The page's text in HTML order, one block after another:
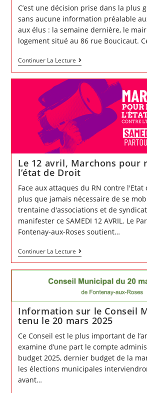
sont
vos
idées
pour
l’éducation
à
? »
C’est une décision prise dans la plus
sans aucune information préalable
aux élus : la semaine dernière, le
logement situé au 86 rue Boucicaut.
Continuer La Lecture Préemption
au
86
rue
Boucicaut
:
pour
une
autre
vision
la
ville
Le 12 avril, Marchons pour
l’état de Droit
Face aux attaques du RN contre
plus que jamais nécessaire de se
trentaine d'associations et de
manifester ce SAMEDI 12 AVRIL. Le
Fontenay-aux-Roses soutient…
Continuer La Lecture Le
12
avril,
Marchons
pour
reconnaître
l’état
de
Droit
Information sur le Conseil
tenu le 20 mars 2025
Ce Conseil est le plus important de
examine d’une part le compte
budget 2025, dernier budget de la
les élections municipales
avant…